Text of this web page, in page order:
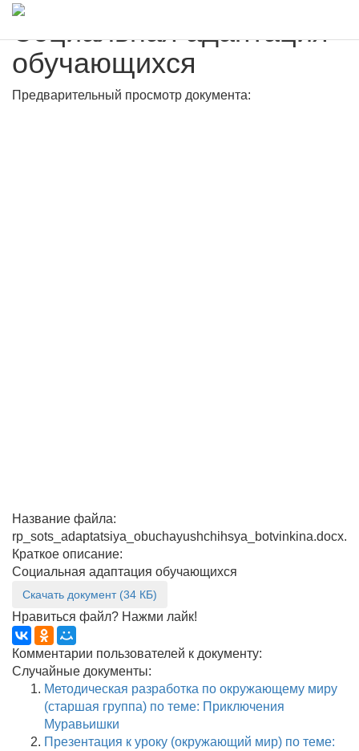
Социальная адаптация
обучающихся
Предварительный просмотр документа:
Название файла:
rp_sots_adaptatsiya_obuchayushchihsya_botvinkina.docx.
Краткое описание:
Социальная адаптация обучающихся
Скачать документ (34 КБ)
Нравиться файл? Нажми лайк!
Комментарии пользователей к документу:
Случайные документы:
Методическая разработка по окружающему миру
(старшая группа) по теме: Приключения
Муравьишки
Презентация к уроку (окружающий мир) по теме: